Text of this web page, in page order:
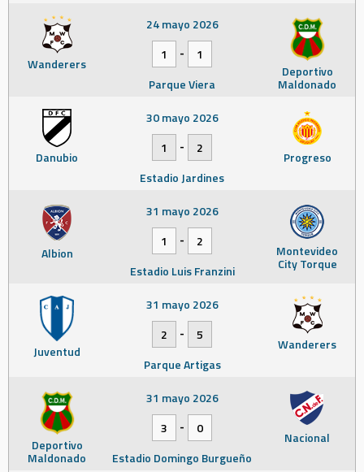
Wanderers Deportivo
Maldonado
24 mayo 2026
1
-
1
Parque Viera
Danubio Progreso
30 mayo 2026
1
-
2
Estadio Jardines
Albion Montevideo
City Torque
31 mayo 2026
1
-
2
Estadio Luis Franzini
Juventud Wanderers
31 mayo 2026
2
-
5
Parque Artigas
Deportivo
Maldonado
Nacional
31 mayo 2026
3
-
0
Estadio Domingo Burgueño